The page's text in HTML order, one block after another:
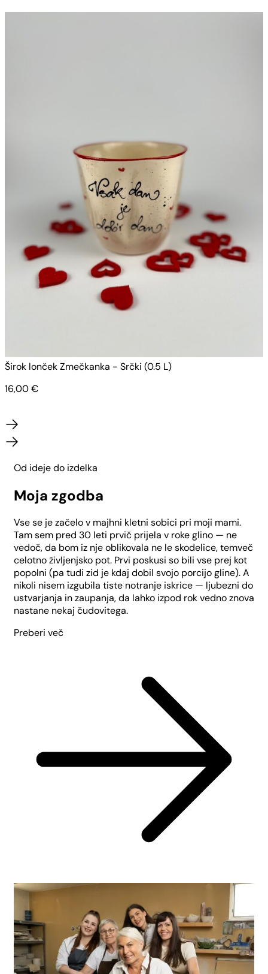
Širok lonček Zmečkanka - Srčki (0.5 L)
16,00€
Od ideje do izdelka
Moja zgodba
Vse se je začelo v majhni kletni sobici pri moji mami.
Tam sem pred 30 leti prvič prijela v roke glino — ne
vedoč, da bom iz nje oblikovala ne le skodelice, temveč
celotno življenjsko pot. Prvi poskusi so bili vse prej kot
popolni (pa tudi zid je kdaj dobil svojo porcijo gline). A
nikoli nisem izgubila tiste notranje iskrice — ljubezni do
ustvarjanja in zaupanja, da lahko izpod rok vedno znova
nastane nekaj čudovitega.
Preberi več